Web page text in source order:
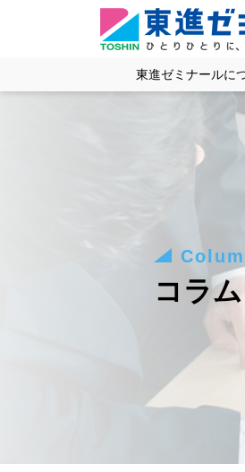
東進ゼミナールに
コラム